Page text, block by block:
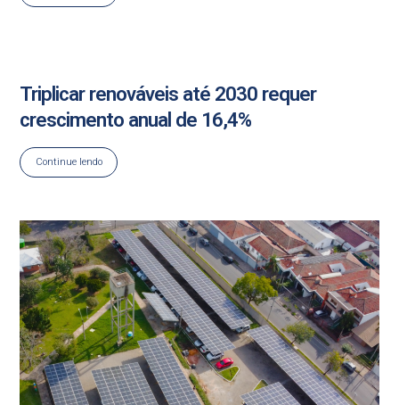
Triplicar renováveis até 2030 requer
crescimento anual de 16,4%
Continue lendo